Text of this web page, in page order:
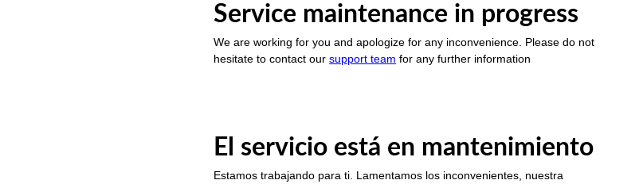
Service maintenance in progress
We are working for you and apologize for any inconvenience. Please do not
hesitate to contact oursupport team for any further information
El servicio está en mantenimiento
Estamos trabajando para ti. Lamentamos los inconvenientes, nuestra